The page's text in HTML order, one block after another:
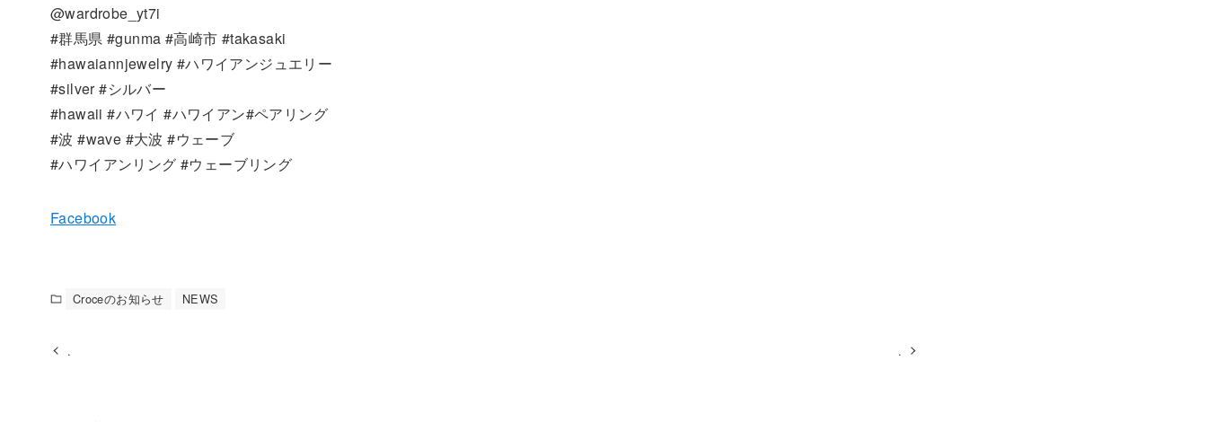
@wardrobe_yt7i
#群馬県 #gunma #高崎市 #takasaki
#hawaiannjewelry #ハワイアンジュエリー
#silver #シルバー
#hawaii #ハワイ #ハワイアン#ペアリング
#波 #wave #大波 #ウェーブ
#ハワイアンリング #ウェーブリング
Facebook
Croceのお知らせ NEWS
. .